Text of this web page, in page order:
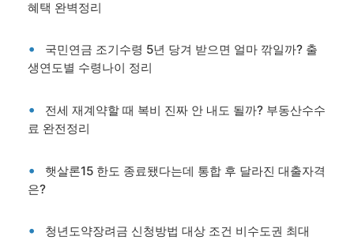
혜택 완벽정리
국민연금 조기수령 5년 당겨 받으면 얼마 깎일까? 출
생연도별 수령나이 정리
전세 재계약할 때 복비 진짜 안 내도 될까? 부동산수수
료 완전정리
햇살론15 한도 종료됐다는데 통합 후 달라진 대출자격
은?
청년도약장려금 신청방법 대상 조건 비수도권 최대